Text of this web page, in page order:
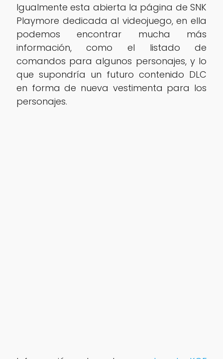
Igualmente esta abierta la página de SNK
Playmore dedicada al videojuego, en ella
podemos encontrar mucha más
información, como el listado de
comandos para algunos personajes, y lo
que supondría un futuro contenido DLC
en forma de nueva vestimenta para los
personajes.